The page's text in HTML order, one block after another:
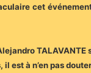
cet
TALAVANTE
est à n’en pas